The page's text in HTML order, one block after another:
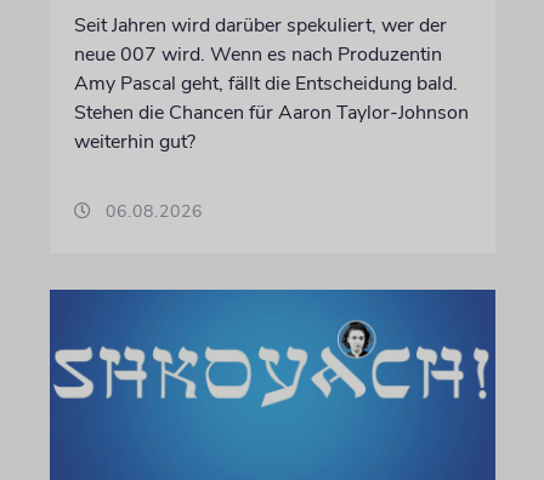
Seit Jahren wird darüber spekuliert, wer der
neue 007 wird. Wenn es nach Produzentin
Amy Pascal geht, fällt die Entscheidung bald.
Stehen die Chancen für Aaron Taylor-Johnson
weiterhin gut?
06.08.2026